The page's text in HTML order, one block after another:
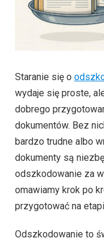
Staranie się o
wydaje się proste,
dobrego
dokumentów. Bez
bardzo trudne albo
dokumenty są
odszkodowanie za
omawiamy krok po
przygotować na
Odszkodowanie to